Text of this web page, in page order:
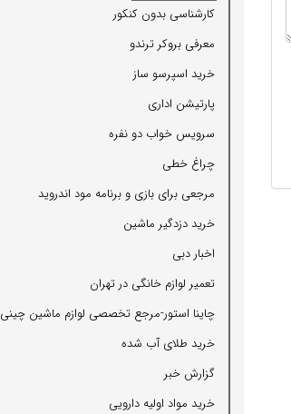
كارشناسی بدون كنكور
معرفی بروكر ترندو
خرید اسپرسو ساز
پارتیشن اداری
سرویس خواب دو نفره
چراغ خطی
مرجعی برای بازی و برنامه مود اندروید
خرید دزدگیر ماشین
اخبار دبی
تعمیر لوازم خانگی در تهران
چاینا استور-مرجع تخصصی لوازم ماشین چینی
خرید طلای آب شده
گزارش خبر
خرید مواد اولیه دارویی